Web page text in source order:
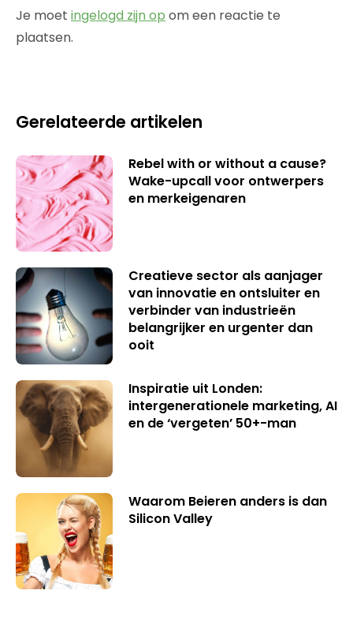
Je moet ingelogd zijn op om een reactie te
plaatsen.
Gerelateerde artikelen
Rebel with or without a cause?
Wake-upcall voor ontwerpers
en merkeigenaren
Creatieve sector als aanjager
van innovatie en ontsluiter en
verbinder van industrieën
belangrijker en urgenter dan
ooit
Inspiratie uit Londen:
intergenerationele marketing, AI
en de ‘vergeten’ 50+-man
Waarom Beieren anders is dan
Silicon Valley